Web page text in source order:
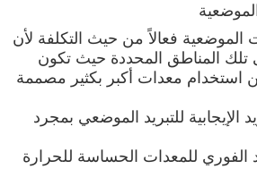
الموضعية فعالاً من حيث التكلفة لأن
تلك المناطق المحددة حيث تكون
استخدام معدات أكبر بكثير مصممة
الإيجابية للتبريد الموضعي بمجرد
الفوري للمعدات الحساسة للحرارة